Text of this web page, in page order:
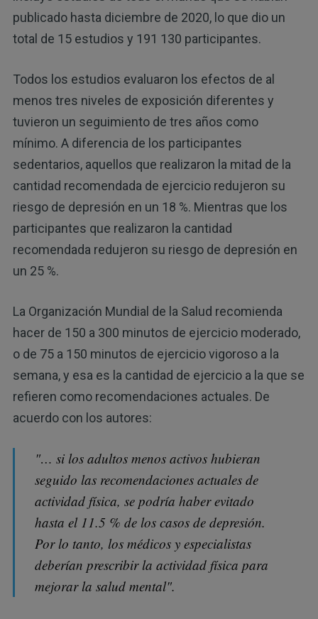
publicado hasta diciembre de 2020, lo que dio un
total de 15 estudios y 191 130 participantes.
Todos los estudios evaluaron los efectos de al
menos tres niveles de exposición diferentes y
tuvieron un seguimiento de tres años como
mínimo. A diferencia de los participantes
sedentarios, aquellos que realizaron la mitad de la
cantidad recomendada de ejercicio redujeron su
riesgo de depresión en un 18 %. Mientras que los
participantes que realizaron la cantidad
recomendada redujeron su riesgo de depresión en
un 25 %.
La Organización Mundial de la Salud recomienda
hacer de 150 a 300 minutos de ejercicio moderado,
o de 75 a 150 minutos de ejercicio vigoroso a la
semana, y esa es la cantidad de ejercicio a la que se
refieren como recomendaciones actuales. De
acuerdo con los autores:
"… si los adultos menos activos hubieran
seguido las recomendaciones actuales de
actividad física, se podría haber evitado
hasta el 11.5 % de los casos de depresión.
Por lo tanto, los médicos y especialistas
deberían prescribir la actividad física para
mejorar la salud mental".